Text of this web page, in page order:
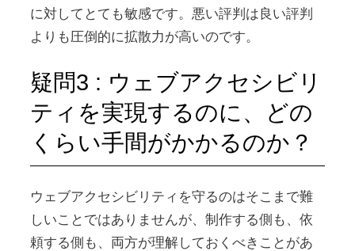
に対してとても敏感です。悪い評判は良い評判
よりも圧倒的に拡散力が高いのです。
疑問3 : ウェブアクセシビリ
ティを実現するのに、どの
くらい手間がかかるのか？
ウェブアクセシビリティを守るのはそこまで難
しいことではありませんが、制作する側も、依
頼する側も、両方が理解しておくべきことがあ